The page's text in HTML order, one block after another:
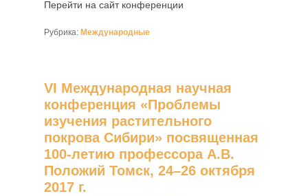
Перейти на сайт конференции
Рубрика: Международные
VI Международная научная
конференция «Проблемы
изучения растительного
покрова Сибири» посвященная
100-летию профессора А.В.
Положий Томск, 24–26 октября
2017 г.